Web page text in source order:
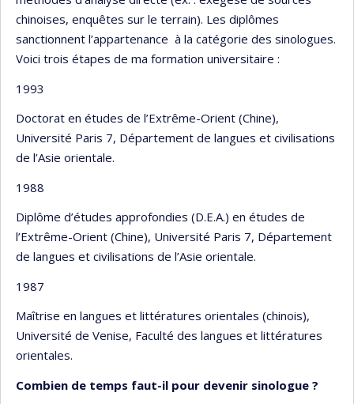
chinoises, enquêtes sur le terrain). Les diplômes
sanctionnent l’appartenance à la catégorie des sinologues.
Voici trois étapes de ma formation universitaire :
1993
Doctorat en études de l’Extrême-Orient (Chine),
Université Paris 7, Département de langues et civilisations
de l’Asie orientale.
1988
Diplôme d’études approfondies (D.E.A.) en études de
l’Extrême-Orient (Chine), Université Paris 7, Département
de langues et civilisations de l’Asie orientale.
1987
Maîtrise en langues et littératures orientales (chinois),
Université de Venise, Faculté des langues et littératures
orientales.
Combien de temps faut-il pour devenir sinologue ?